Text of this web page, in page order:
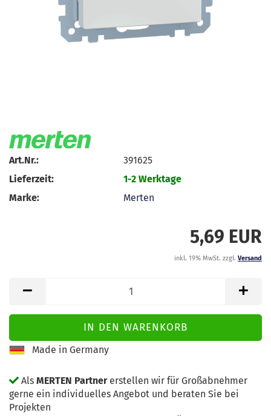
Art.Nr.:
391625
Lieferzeit:
1-2 Werktage
Marke:
Merten
5,69 EUR
inkl. 19% MwSt. zzgl. Versand
Made in Germany
Als MERTEN Partnererstellen wir für Großabnehmer
gerne ein individuelles Angebot und beraten Sie bei
Projekten